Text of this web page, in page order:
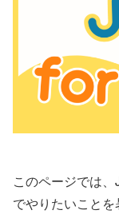
このページでは
でやりたいことを